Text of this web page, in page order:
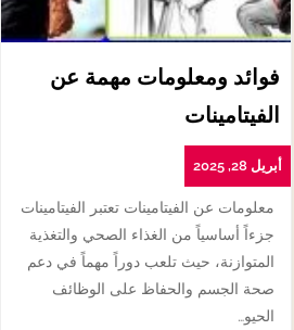
فوائد ومعلومات مهمة عن
الفيتامينات
أبريل 28, 2025
معلومات عن الفيتامينات تعتبر الفيتامينات
جزءاً أساسياً من الغذاء الصحي والتغذية
المتوازنة، حيث تلعب دوراً مهماً في دعم
صحة الجسم والحفاظ على الوظائف
الحيو…